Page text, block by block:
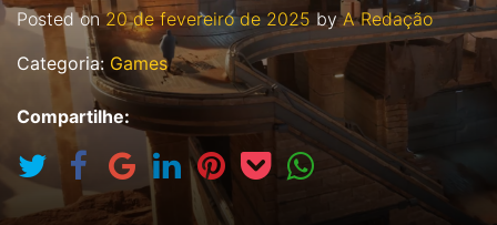
Posted on20 de fevereiro de 2025 byA Redação
Categoria: Games
Compartilhe: